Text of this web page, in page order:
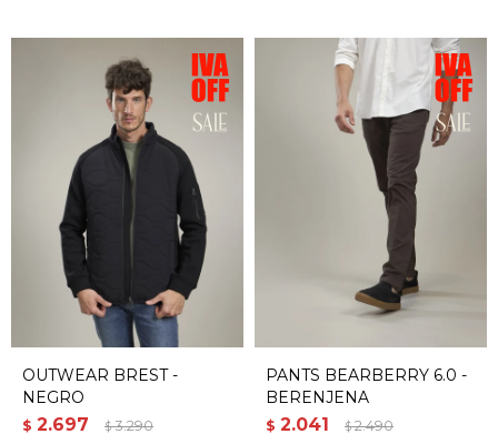
OUTWEAR BREST -
NEGRO
$ 2.697 $ 3.290
PANTS BEARBERRY 6.0 -
BERENJENA
$ 2.041 $ 2.490